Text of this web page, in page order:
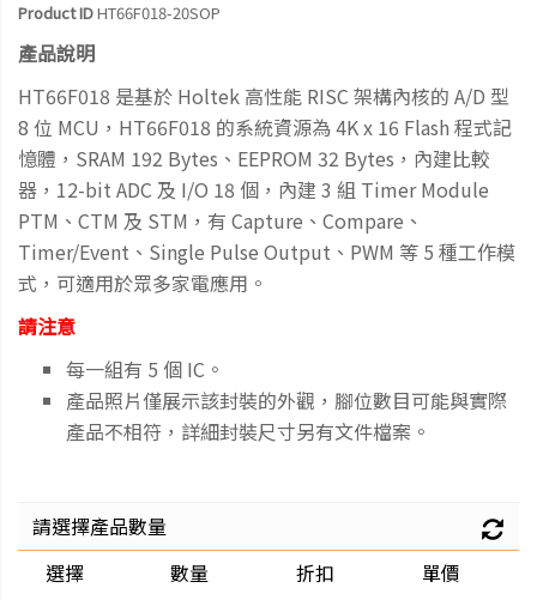
Product IDHT66F018-20SOP
產品說明
HT66F018 是基於 Holtek 高性能 RISC 架構內核的 A/D 型
8 位 MCU，HT66F018 的系統資源為 4K x 16 Flash 程式記
憶體，SRAM 192 Bytes、EEPROM 32 Bytes，內建比較
器，12-bit ADC 及 I/O 18 個，內建 3 組 Timer Module
PTM、CTM 及 STM，有 Capture、Compare、
Timer/Event、Single Pulse Output、PWM 等 5 種工作模
式，可適用於眾多家電應用。
請注意
每一組有 5 個 IC。
產品照片僅展示該封裝的外觀，腳位數目可能與實際
產品不相符，詳細封裝尺寸另有文件檔案。
請選擇產品數量
選擇
數量 折扣
單價